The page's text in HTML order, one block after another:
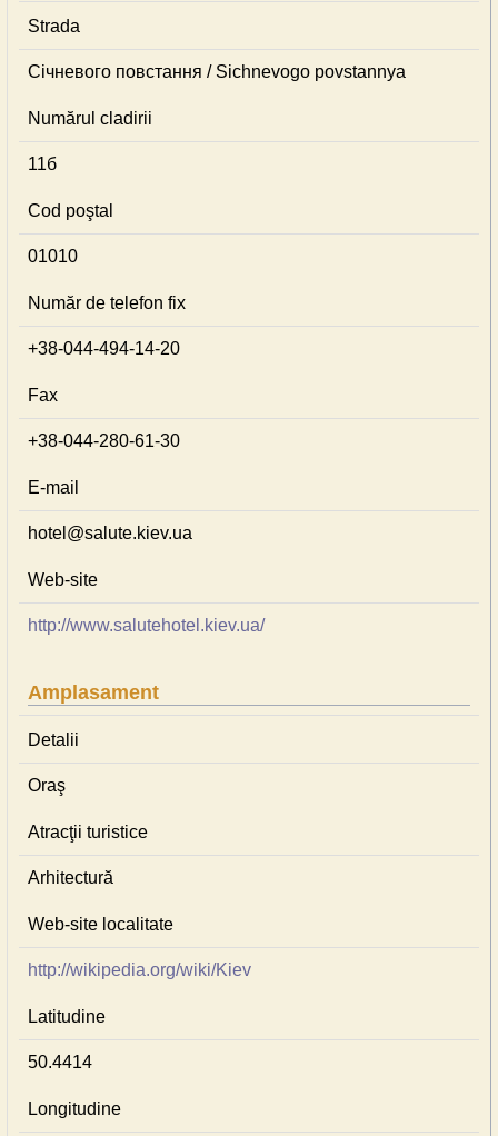
Strada
Січневого повстання / Sichnevogo povstannya
Numărul cladirii
11б
Cod poştal
01010
Număr de telefon fix
+38-044-494-14-20
Fax
+38-044-280-61-30
E-mail
hotel@salute.kiev.ua
Web-site
http://www.salutehotel.kiev.ua/
Amplasament
Detalii
Oraş
Atracţii turistice
Arhitectură
Web-site localitate
http://wikipedia.org/wiki/Kiev
Latitudine
50.4414
Longitudine